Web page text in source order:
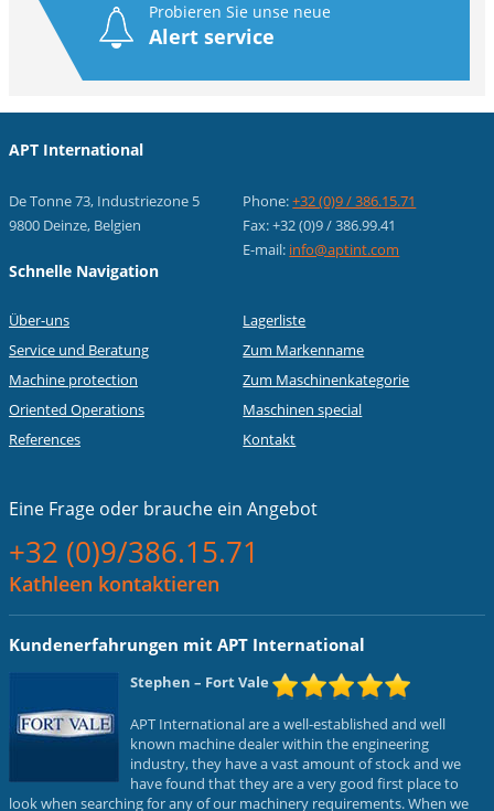
Probieren Sie unse neue
Alert service
APT International
De Tonne 73, Industriezone 5
9800 Deinze, Belgien
Phone:+32 (0)9 / 386.15.71
Fax: +32 (0)9 / 386.99.41
E-mail: info@aptint.com
Schnelle Navigation
Über-uns
Service und Beratung
Machine protection
Oriented Operations
References
Lagerliste
Zum Markenname
Zum Maschinenkategorie
Maschinen special
Kontakt
Eine Frage oder brauche ein Angebot
+32 (0)9/386.15.71
Kathleen kontaktieren
Kundenerfahrungen mit APT International
Stephen – Fort Vale
APT International are a well-established and well
known machine dealer within the engineering
industry, they have a vast amount of stock and we
have found that they are a very good first place to
look when searching for any of our machinery requirements. When we